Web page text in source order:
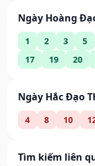
Ngày Hoàng
1 2 3 5
17
19 20
Ngày Hắc Đạo
4 8 10
Tìm kiếm liên